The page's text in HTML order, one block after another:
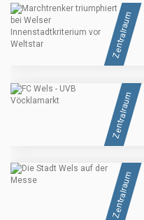
Zentralraum
Zentralraum
Zentralraum